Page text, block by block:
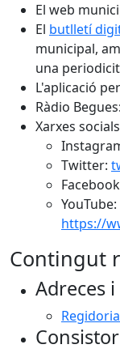
El web
El butlletí
municipal,
una
L'aplicació
Ràdio Begues:
Xarxes
Twitter:
YouTube:
https://
Contingut
Adreces